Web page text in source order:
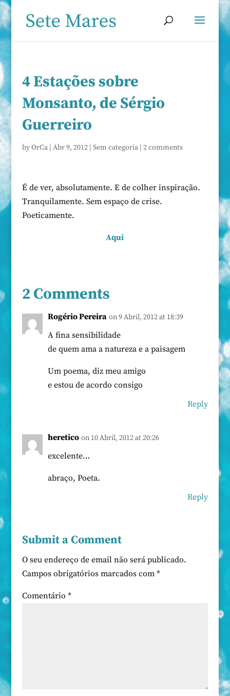
4 Estações sobre
Monsanto, de Sérgio
Guerreiro
byOrCa| Abr 9, 2012| Sem categoria| 2 comments
É de ver, absolutamente. E de colher inspiração.
Tranquilamente. Sem espaço de crise.
Poeticamente.
Aqui
2 Comments
Rogério Pereira on 9 Abril, 2012 at 18:39
A fina sensibilidade
de quem ama a natureza e a paisagem
Um poema, diz meu amigo
e estou de acordo consigo
Reply
heretico on 10 Abril, 2012 at 20:26
excelente…
abraço, Poeta.
Reply
Submit a Comment
O seu endereço de email não será publicado.
Campos obrigatórios marcados com *
Comentário *